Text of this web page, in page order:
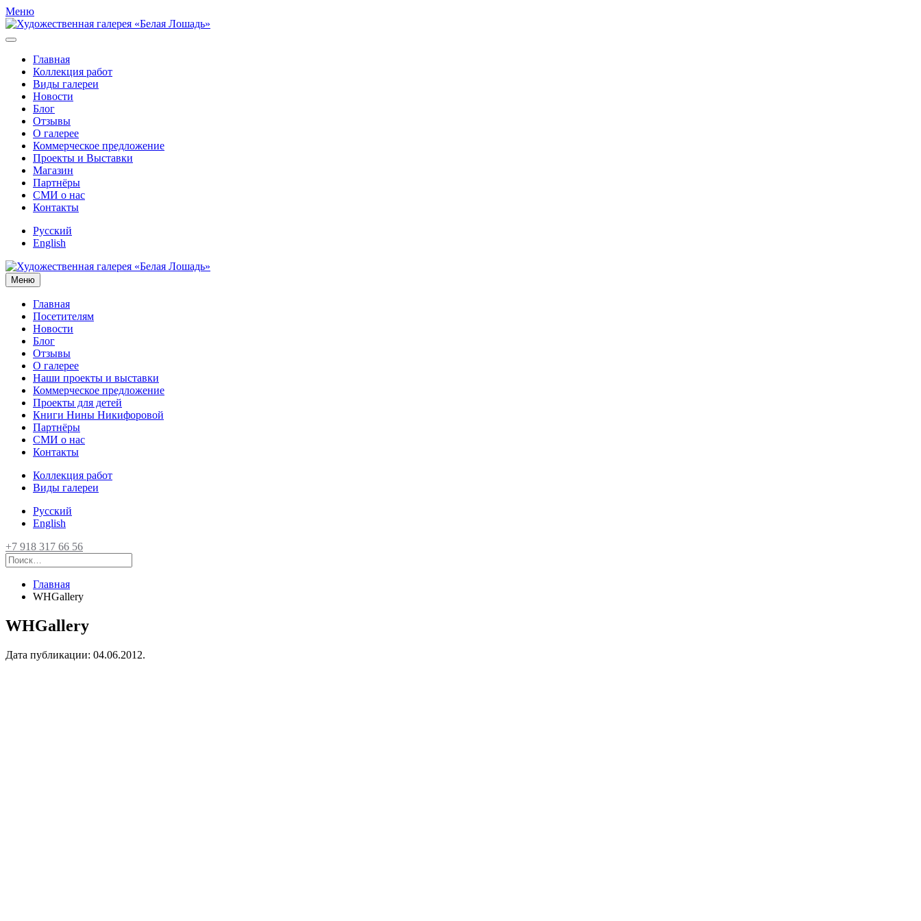
Меню
Главная
Коллекция работ
Виды галереи
Новости
Блог
Отзывы
О галерее
Коммерческое предложение
Проекты и Выставки
Магазин
Партнёры
СМИ о нас
Контакты
Русский
English
Меню
Главная
Посетителям
Новости
Блог
Отзывы
О галерее
Наши проекты и выставки
Коммерческое предложение
Проекты для детей
Книги Нины Никифоровой
Партнёры
СМИ о нас
Контакты
Коллекция работ
Виды галереи
Русский
English
+7 918 317 66 56
Главная
WHGallery
WHGallery
Дата публикации: 04.06.2012.